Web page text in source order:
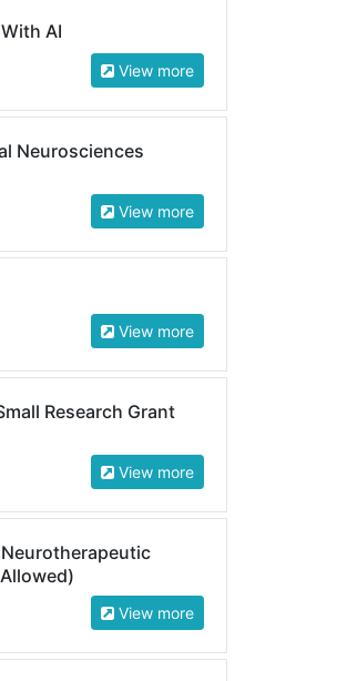
AI
View more
Neurosciences
View more
View more
Research Grant
View more
View more